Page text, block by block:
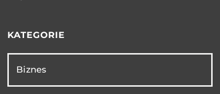
KATEGORIE
Biznes